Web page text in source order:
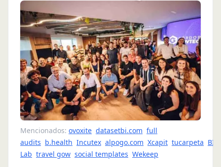
Mencionados: ovoxite datasetbi.com full
audits b.health Incutex alpogo.com Xcapit tucarpeta BID
Lab travel gow social templates Wekeep